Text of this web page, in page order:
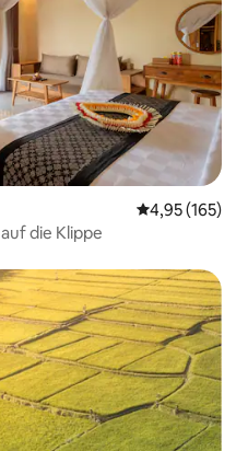
4,95 (165)
die Klippe